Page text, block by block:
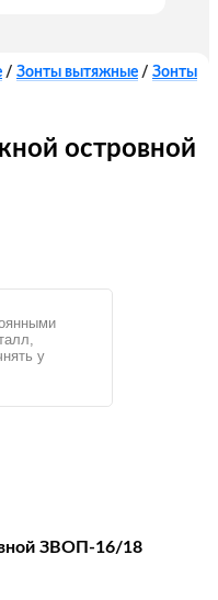
/ Зонты вытяжные / Зонты
островной
у
ЗВОП-16/18